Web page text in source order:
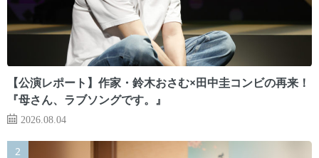
【公演レポート】作家・鈴木おさむ×田中圭コンビの再来！
『母さん、ラブソングです。』
2026.08.04